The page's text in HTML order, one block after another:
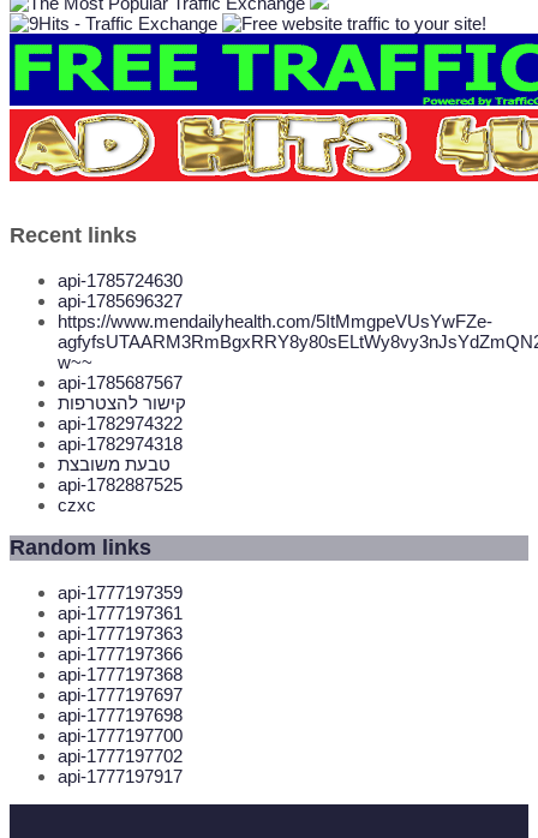
Recent links
api-1785724630
api-1785696327
https://www.mendailyhealth.com/5ItMmgpeVUsYwFZe-
w~~
api-1785687567
קישור להצטרפות
api-1782974322
api-1782974318
טבעת משובצת
api-1782887525
czxc
Random links
api-1777197359
api-1777197361
api-1777197363
api-1777197366
api-1777197368
api-1777197697
api-1777197698
api-1777197700
api-1777197702
api-1777197917